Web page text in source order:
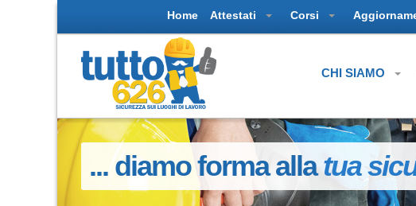
Home Attestati Corsi
CHI SIAMO
... diamo forma allatua